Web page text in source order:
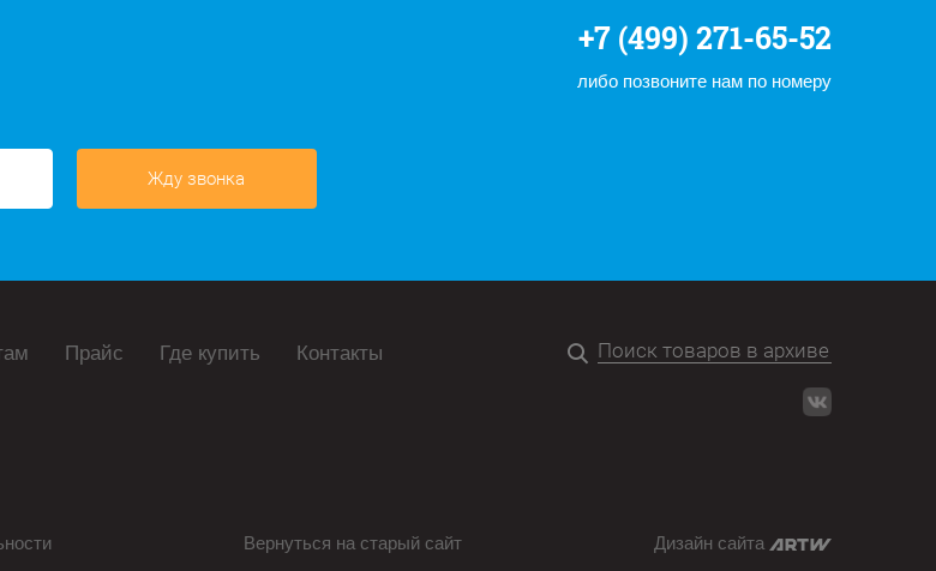
+7 (499) 271-65-52
либо позвоните нам по номеру
Жду звонка
Прайс Где купить Контакты
Вернуться на старый сайт Дизайн сайта